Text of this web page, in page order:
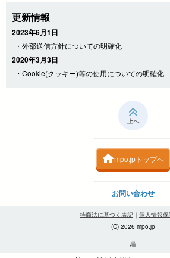
更新情報
2023年6月1日
・外部送信方針についての明確化
2020年3月3日
・Cookie(クッキー)等の使用についての明確化
上へ
mpo.jpトップへ
お問い合わせ
特商法に基づく表記 ｜ 個人情報
(C) 2026 mpo.jp